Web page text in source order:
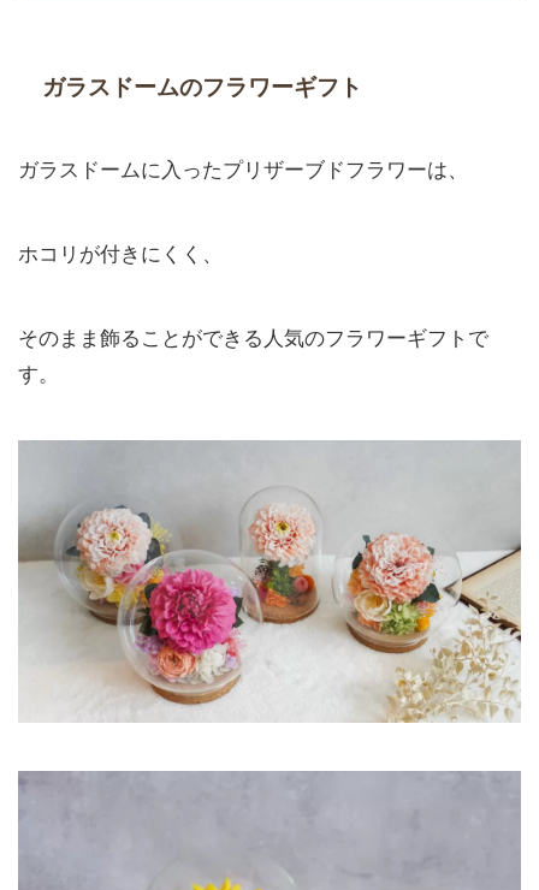
ガラスドームのフラワーギフト
ガラスドームに入ったプリザーブドフラワーは、
ホコリが付きにくく、
そのまま飾ることができる人気のフラワーギフトで
す。